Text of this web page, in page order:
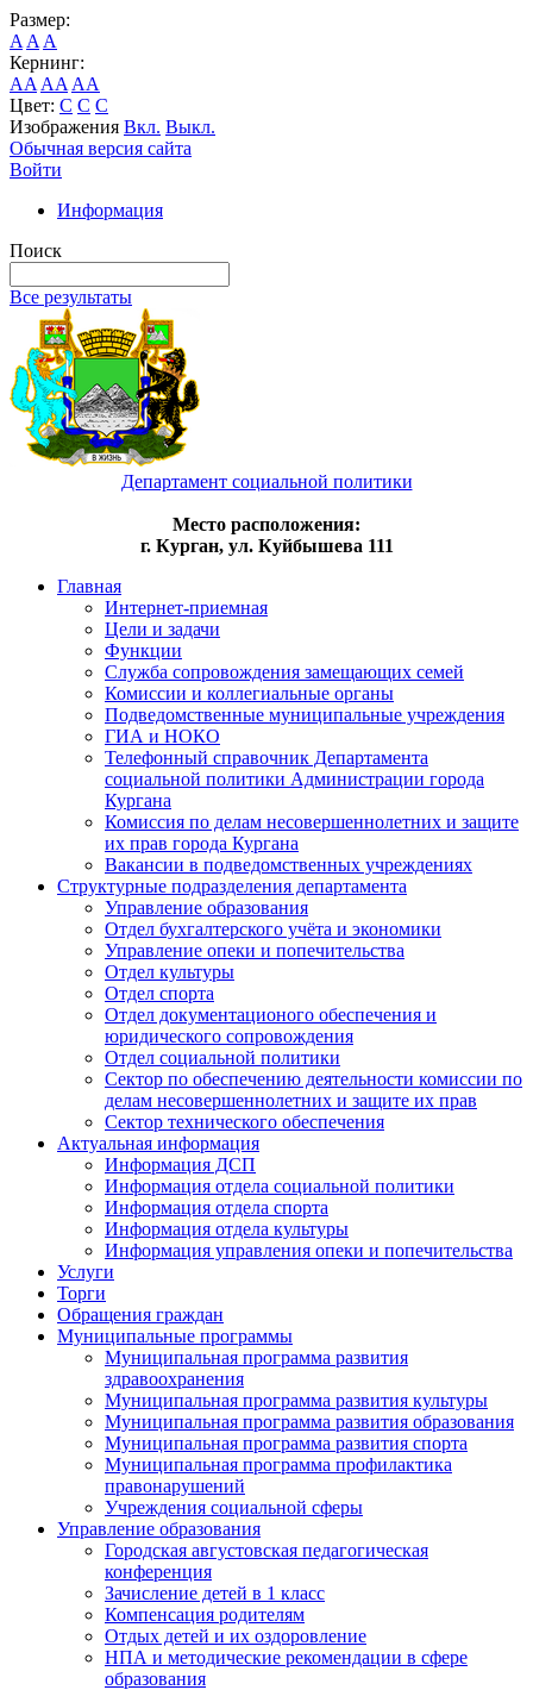
Размер:
A A A
Кернинг:
AA AA AA
Цвет: C C C
Изображения Вкл. Выкл.
Обычная версия сайта
Войти
Информация
Поиск
Все результаты
Департамент социальной политики
Место расположения:
г. Курган, ул. Куйбышева 111
Главная
Интернет-приемная
Цели и задачи
Функции
Служба сопровождения замещающих семей
Комиссии и коллегиальные органы
Подведомственные муниципальные учреждения
ГИА и НОКО
Телефонный справочник Департамента
социальной политики Администрации города
Кургана
Комиссия по делам несовершеннолетних и защите
их прав города Кургана
Вакансии в подведомственных учреждениях
Структурные подразделения департамента
Управление образования
Отдел бухгалтерского учёта и экономики
Управление опеки и попечительства
Отдел культуры
Отдел спорта
Отдел документационого обеспечения и
юридического сопровождения
Отдел социальной политики
Сектор по обеспечению деятельности комиссии по
делам несовершеннолетних и защите их прав
Сектор технического обеспечения
Актуальная информация
Информация ДСП
Информация отдела социальной политики
Информация отдела спорта
Информация отдела культуры
Информация управления опеки и попечительства
Услуги
Торги
Обращения граждан
Муниципальные программы
Муниципальная программа развития
здравоохранения
Муниципальная программа развития культуры
Муниципальная программа развития образования
Муниципальная программа развития спорта
Муниципальная программа профилактика
правонарушений
Учреждения социальной сферы
Управление образования
Городская августовская педагогическая
конференция
Зачисление детей в 1 класс
Компенсация родителям
Отдых детей и их оздоровление
НПА и методические рекомендации в сфере
образования